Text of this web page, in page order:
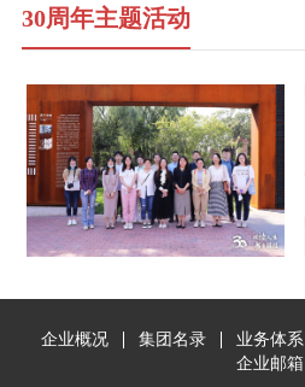
30周年主题活动
企业概况 集团名录 业务体系
企业邮箱